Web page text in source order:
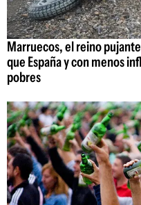
Marruecos, el reino
que España y con menos
pobres